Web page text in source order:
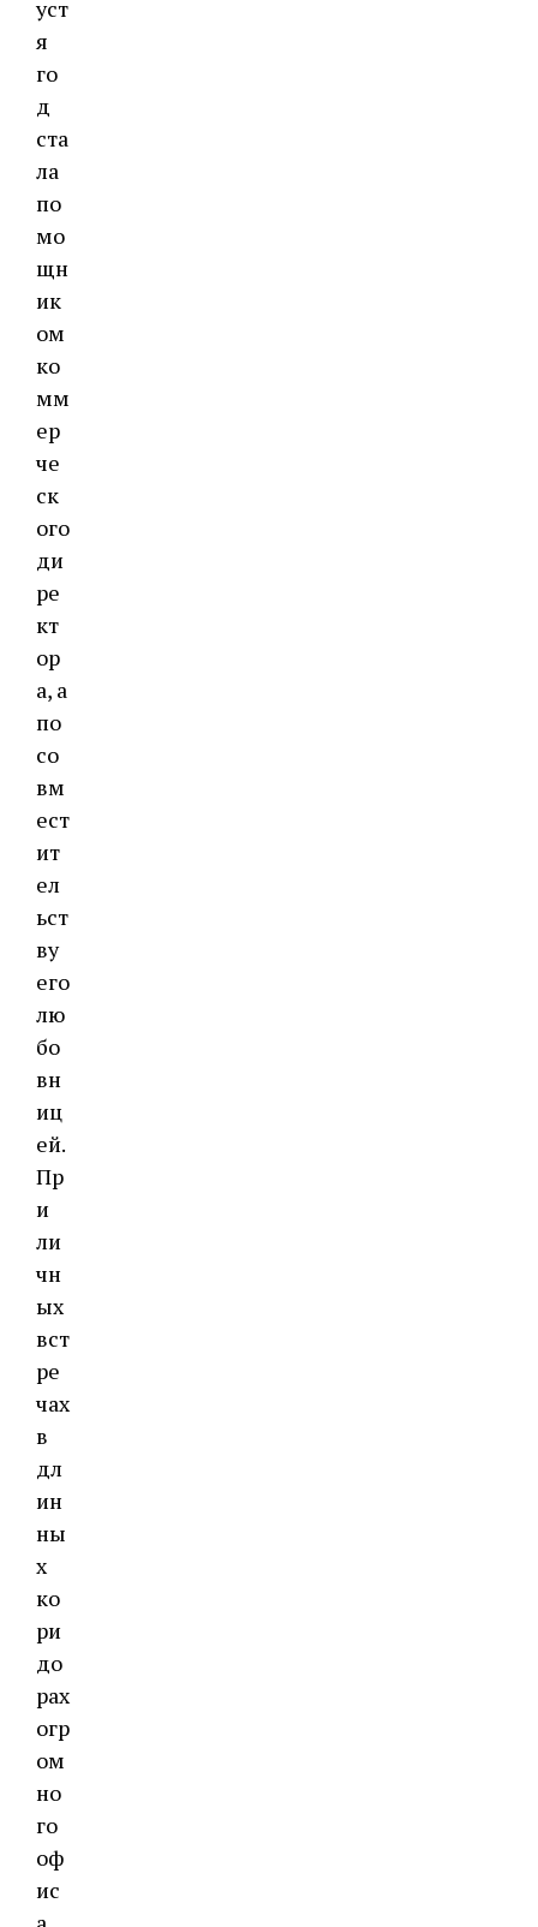
уст
я
го
д
ста
ла
по
мо
щн
ик
ом
ко
мм
ер
че
ск
ого
ди
ре
кт
ор
а, а
по
со
вм
ест
ит
ел
ьст
ву
его
лю
бо
вн
иц
ей.
Пр
и
ли
чн
ых
вст
ре
чах
в
дл
ин
ны
х
ко
ри
до
рах
огр
ом
но
го
оф
ис